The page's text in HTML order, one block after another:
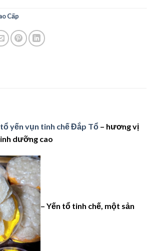
Cấp
yến vụn tinh chế Đắp Tổ – hương vị
dưỡng cao
– Yến tổ tinh chế, một sản